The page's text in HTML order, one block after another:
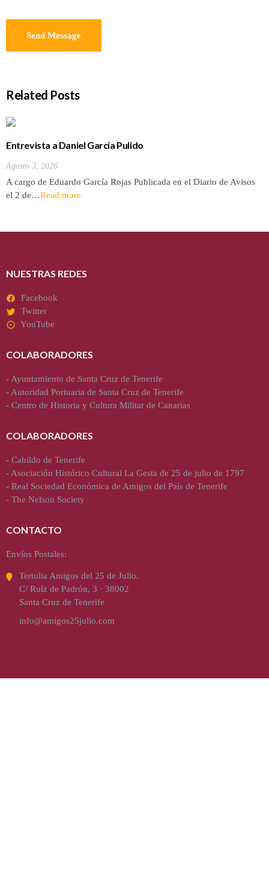
Related Posts
Entrevista a Daniel García Pulido
Agosto 3, 2026
A cargo de Eduardo García Rojas Publicada en el Diario de Avisos
el 2 de…Read more
NUESTRAS REDES
Facebook
Twitter
YouTube
COLABORADORES
- Ayuntamiento de Santa Cruz de Tenerife
- Autoridad Portuaria de Santa Cruz de Tenerife
- Centro de Historia y Cultura Militar de Canarias
COLABORADORES
- Cabildo de Tenerife
- Asociación Histórico Cultural La Gesta de 25 de julio de 1797
- Real Sociedad Económica de Amigos del País de Tenerife
- The Nelson Society
CONTACTO
Envíos Postales:
Tertulia Amigos del 25 de Julio.
C/ Ruíz de Padrón, 3 · 38002
Santa Cruz de Tenerife
info@amigos25julio.com